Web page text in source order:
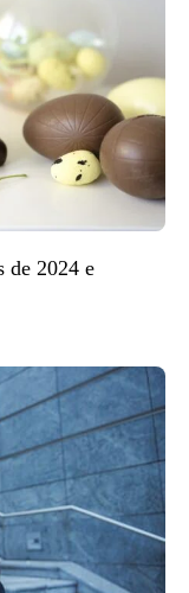
de 2024 e